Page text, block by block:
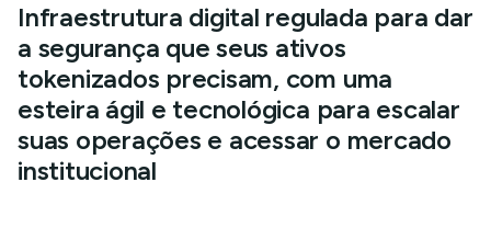
Infraestrutura digital regulada para dar
a segurança que seus ativos
tokenizados precisam, com uma
esteira ágil e tecnológica para escalar
suas operações e acessar o mercado
institucional